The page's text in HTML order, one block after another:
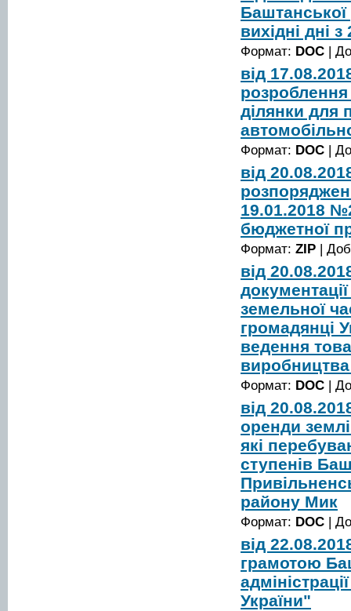
Баштанської
вихідні дні
Формат: DOC |
від
розроблення
ділянки для
Формат: DOC |
від
19.01.2018
бюджетної
Формат: ZIP |
від
земельної
громадянці
ведення
Формат: DOC |
від
оренди
які
ступенів
району Мик
Формат: DOC |
від
грамотою
України"